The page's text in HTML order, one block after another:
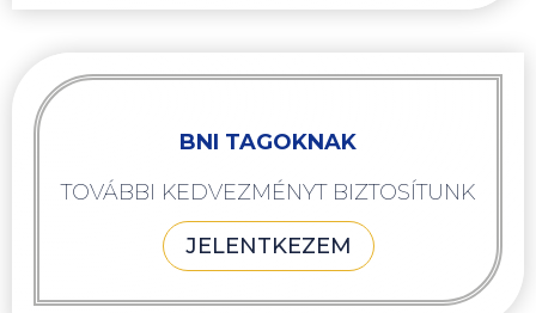
BNI TAGOKNAK
TOVÁBBI KEDVEZMÉNYT BIZTOSÍTUNK
JELENTKEZEM